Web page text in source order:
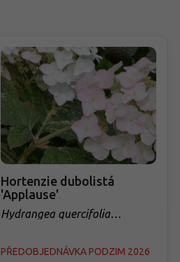
Hortenzie dubolistá
'Applause'
Hydrangea quercifolia
PŘEDOBJEDNÁVKA PODZIM 2026